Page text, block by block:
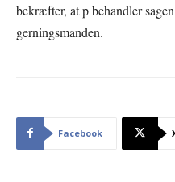
bekræfter, at p behandler
gerningsmanden.
Facebook